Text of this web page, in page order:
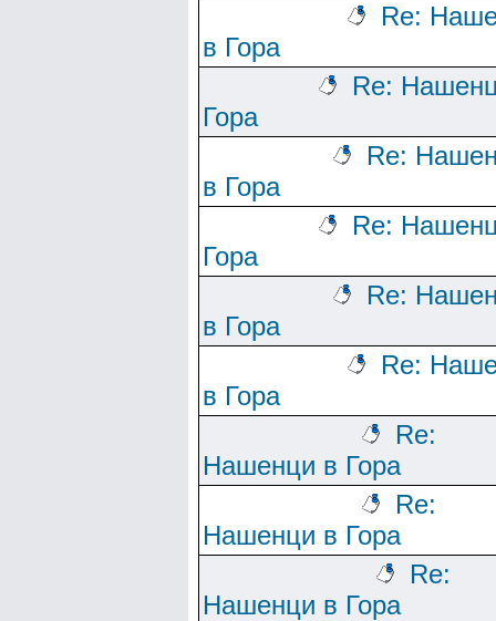
Re:
в Гора
Re:
Гора
Re:
в Гора
Re:
Гора
Re:
в Гора
Re:
в Гора
Re:
Нашенци в Гора
Re:
Нашенци в Гора
Re:
Нашенци в Гора